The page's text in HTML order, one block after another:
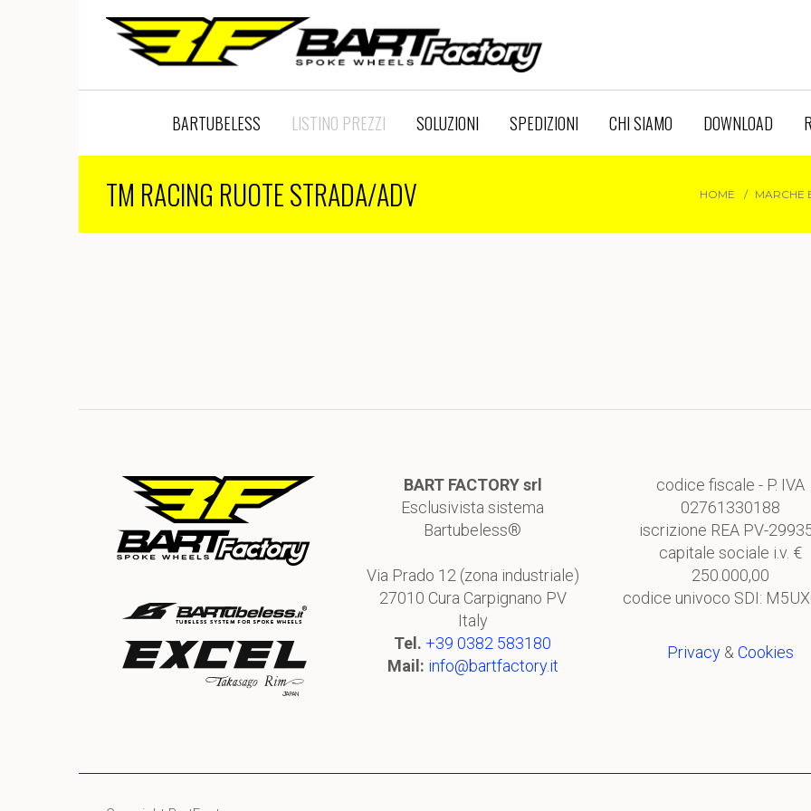
BARTUBELESS LISTINO PREZZI SOLUZIONI SPEDIZIONI CHI SIAMO DOWNLOAD
TM RACING RUOTE STRADA/ADV HOME MARCHE
BART FACTORY srl
Esclusivista sistema
Bartubeless®
Via Prado 12 (zona industriale)
27010 Cura Carpignano PV
Italy
Tel. +39 0382 583180
Mail: info@bartfactory.it
codice fiscale - P. IVA
02761330188
iscrizione REA PV-
capitale sociale i.v. €
250.000,00
codice univoco SDI:
Privacy & Cookies